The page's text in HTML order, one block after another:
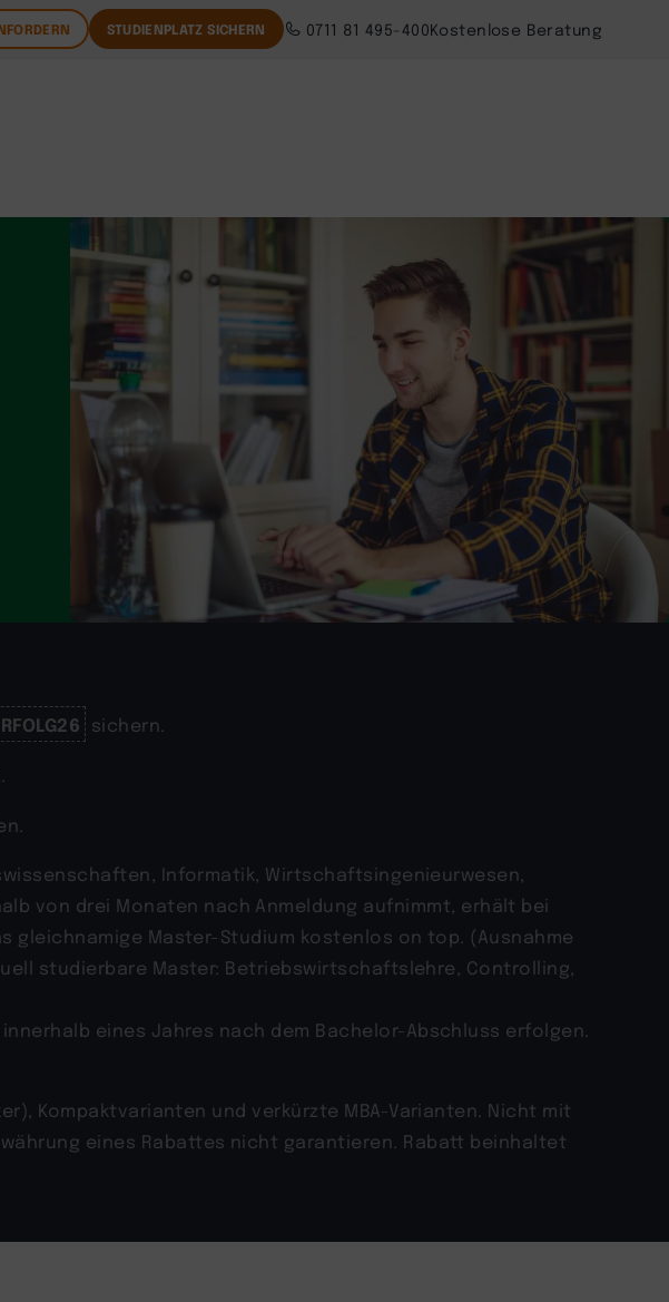
Kostenlose Beratung
0711 81 495-400
STUDIENPLATZ SICHERN
sichern.
Informatik, Wirtschaftsingenieurwesen,
von drei Monaten nach Anmeldung aufnimmt, erhält bei
Master-Studium kostenlos on top. (Ausnahme
studierbare Master: Betriebswirtschaftslehre, Controlling,
eines Jahres nach dem Bachelor-Abschluss erfolgen.
Kompaktvarianten und verkürzte MBA-Varianten. Nicht mit
eines Rabattes nicht garantieren. Rabatt beinhaltet